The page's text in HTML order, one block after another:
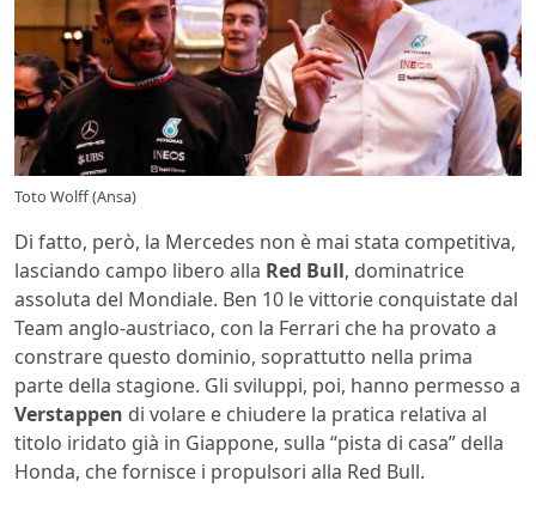
Toto Wolff (Ansa)
Di fatto, però, la Mercedes non è mai stata competitiva,
lasciando campo libero alla Red Bull, dominatrice
assoluta del Mondiale. Ben 10 le vittorie conquistate dal
Team anglo-austriaco, con la Ferrari che ha provato a
constrare questo dominio, soprattutto nella prima
parte della stagione. Gli sviluppi, poi, hanno permesso a
Verstappen di volare e chiudere la pratica relativa al
titolo iridato già in Giappone, sulla “pista di casa” della
Honda, che fornisce i propulsori alla Red Bull.